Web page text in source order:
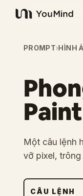
YouMind
PROMPT›HÌNH
Paint
Một câu lệnh
vỡ pixel,
CÂU LỆNH